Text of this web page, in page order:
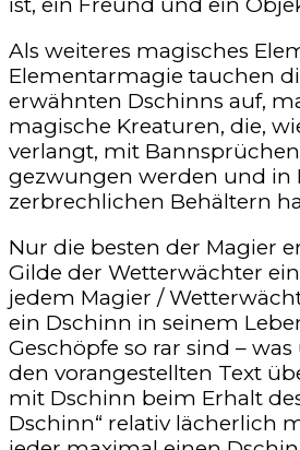
Als weiteres magisches
Elementarmagie tauchen
erwähnten Dschinns auf,
magische Kreaturen, die,
verlangt, mit
gezwungen werden und in
zerbrechlichen Behältern
Nur die besten der Magier
Gilde der Wetterwächter
jedem Magier /
ein Dschinn in seinem
Geschöpfe so rar sind –
den vorangestellten Text
mit Dschinn beim Erhalt
Dschinn“ relativ lächerlich